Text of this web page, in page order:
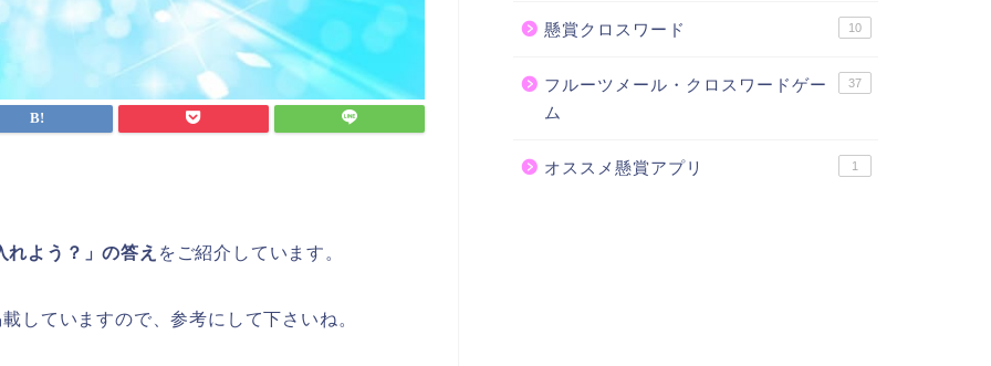
よう？」の答え をご紹介しています。
していますので、参考にして下さいね。
懸賞クロスワード 10
フルーツメール・クロスワードゲー
ム
37
オススメ懸賞アプリ 1